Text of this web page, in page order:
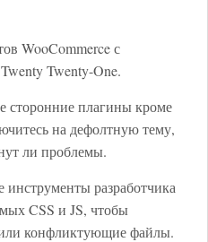
WooCommerce с
Twenty-One.
сторонние плагины кроме
на дефолтную тему,
ли проблемы.
инструменты разработчика
CSS и JS, чтобы
конфликтующие файлы.